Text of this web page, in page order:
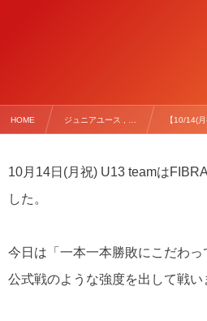
HOME ジュニアユース , … 【10/14(
10月14日(月祝) U13 teamは
した。
今日は「一本一本勝敗にこだわ
公式戦のような強度を出して戦い